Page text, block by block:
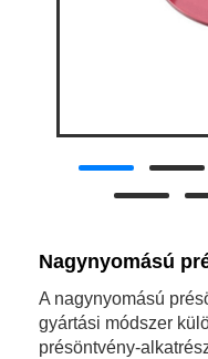
Nagynyomású
A nagynyomású
gyártási módszer
présöntvény-